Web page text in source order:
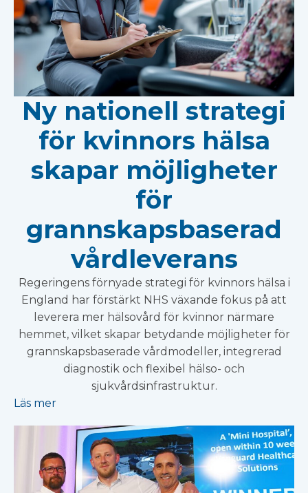
Ny nationell strategi
för kvinnors hälsa
skapar möjligheter
för
grannskapsbaserad
vårdleverans
Regeringens förnyade strategi för kvinnors hälsa i
England har förstärkt NHS växande fokus på att
leverera mer hälsovård för kvinnor närmare
hemmet, vilket skapar betydande möjligheter för
grannskapsbaserade vårdmodeller, integrerad
diagnostik och flexibel hälso- och
sjukvårdsinfrastruktur.
Läs mer